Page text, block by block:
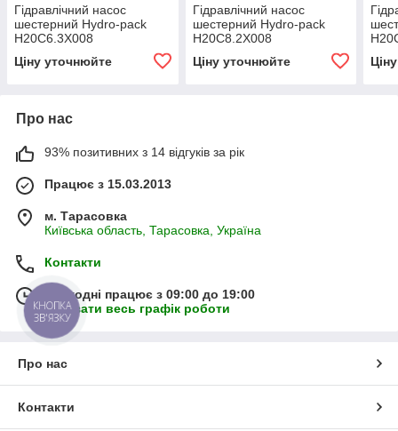
Гідравлічний насос
шестерний Hydro-pack
H20C6.3X008
Ціну уточнюйте
Гідравлічний насос
шестерний Hydro-pack
H20C8.2X008
Ціну уточнюйте
Про нас
93% позитивних з 14 відгуків за рік
Працює з 15.03.2013
м. Тарасовка
Київська область, Тарасовка, Україна
Контакти
Сьогодні працює з 09:00 до 19:00
Показати весь графік роботи
Про нас
Контакти
КНОПКА
ЗВ'ЯЗКУ